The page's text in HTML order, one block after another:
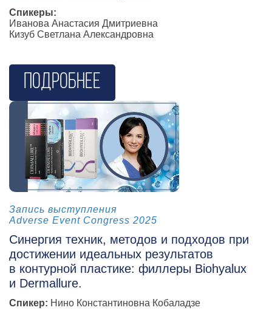
Спикеры:
Иванова Анастасия Дмитриевна
Кизуб Светлана Александровна
Подробнее
Косметология
Запись выступления
Adverse Event Congress 2025
Синергия техник, методов и подходов при
достижении идеальных результатов
в контурной пластике: филлеры Biohyalux
и Dermallure.
Спикер: Нино Константиновна Кобаладзе